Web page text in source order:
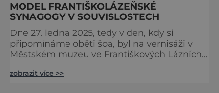
MODEL FRANTIŠKOLÁZEŇSKÉ
SYNAGOGY V SOUVISLOSTECH
Dne 27. ledna 2025, tedy v den, kdy si
připomínáme oběti šoa, byl na vernisáži v
Městském muzeu ve Františkových Lázních
nacisty zničena v roce 1938. Do lázeňského
zobrazit více >>